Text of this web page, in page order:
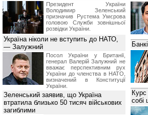
собі
Президент України
Володимир Зеленський
призначив Pустема Умєрова
головою Служби зовнішньої
розвідки України.
Україна ніколи не вступить до НАТО,
— Залужний
Посол України у Британії,
генерал Валерій Залужний не
вважає перспективним рух
України до членства в НАТО,
визначений в Конституції
України.
Зеленський заявив, що Україна
втратила близько 50 тисяч військових
загиблими